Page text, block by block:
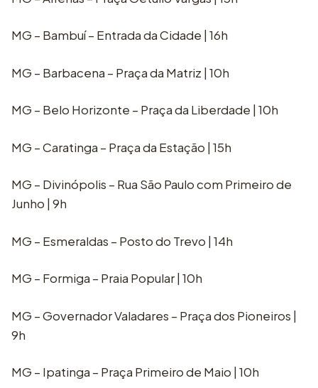
MG – Bambuí – Entrada da Cidade | 16h
MG – Barbacena – Praça da Matriz | 10h
MG – Belo Horizonte – Praça da Liberdade | 10h
MG – Caratinga – Praça da Estação | 15h
MG – Divinópolis – Rua São Paulo com Primeiro de
Junho | 9h
MG – Esmeraldas – Posto do Trevo | 14h
MG – Formiga – Praia Popular | 10h
MG – Governador Valadares – Praça dos Pioneiros |
9h
MG – Ipatinga – Praça Primeiro de Maio | 10h